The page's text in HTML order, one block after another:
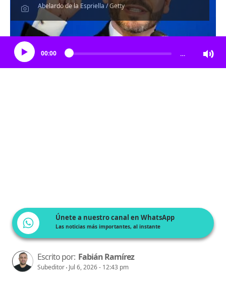
Abelardo de la Espriella / Getty
Escucha el artículo
00:00 …
Únete a nuestro canal en WhatsApp
Las noticias más importantes, al instante
Escrito por: Fabián Ramírez
Subeditor Jul 6, 2026 - 12:43 pm